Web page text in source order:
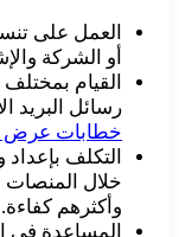
العمل على
أو الشركة
القيام
رسائل البريد
خطابات عرض
التكلف
خلال
وأكثرهم كفاءة.
المساعدة